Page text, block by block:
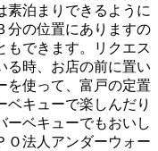
素泊まりできるように
分の位置にありますの
もできます。リクエス
る時、お店の前に置い
を使って、富戸の定置
ベキューで楽しんだり
ーベキューでもおいし
Ｏ法人アンダーウォー